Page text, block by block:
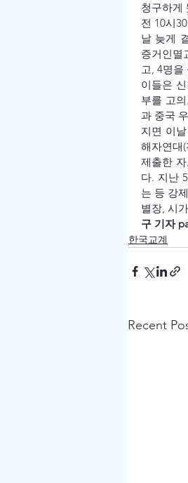
청구하게
전 10시
날 늦게
증거인멸
고, 4명을
이들은
부를 고
과 중국
지면 이
해자연대
제출한
다. 지난
는 등 강
별장, 시
구 기자
한국교계
Recent